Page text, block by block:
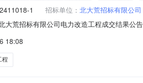
1 招标单位： 北大荒招标有限公司
大荒招标有限公司电力改造工程成交结果公
址：哈尔滨市香坊区公滨路51号1-3层成交
18:08
程